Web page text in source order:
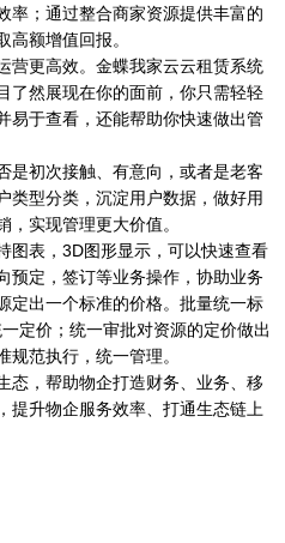
率；通过整合商家资源提供丰富的
额增值回报。
营更高效。金蝶我家云云租赁系统
了然展现在你的面前，你只需轻轻
易于查看，还能帮助你快速做出管
是初次接触、有意向，或者是老客
类型分类，沉淀用户数据，做好用
，实现管理更大价值。
图表，3D图形显示，可以快速查看
预定，签订等业务操作，协助业务
定出一个标准的价格。批量统一标
定价；统一审批对资源的定价做出
范执行，统一管理。
态，帮助物企打造财务、业务、移
提升物企服务效率、打通生态链上